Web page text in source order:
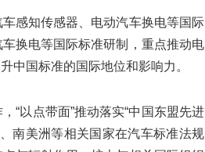
感知传感器、电动汽车换电等国际
换电等国际标准研制，重点推动电
中国标准的国际地位和影响力。
“以点带面”推动落实“中国东盟先进
南美洲等相关国家在汽车标准法规